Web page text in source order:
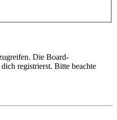
Die Board-
registrierst. Bitte beachte